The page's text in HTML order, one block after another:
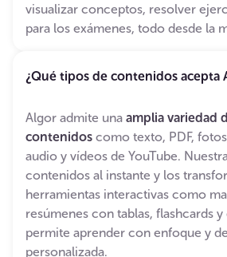
visualizar conceptos, resolver
para los exámenes, todo desde la
¿Qué tipos de contenidos acepta
Algor admite una amplia variedad
contenidos como texto, PDF,
audio y vídeos de YouTube.
contenidos al instante y los
herramientas interactivas como
resúmenes con tablas, flashcards y
permite aprender con enfoque y
personalizada.